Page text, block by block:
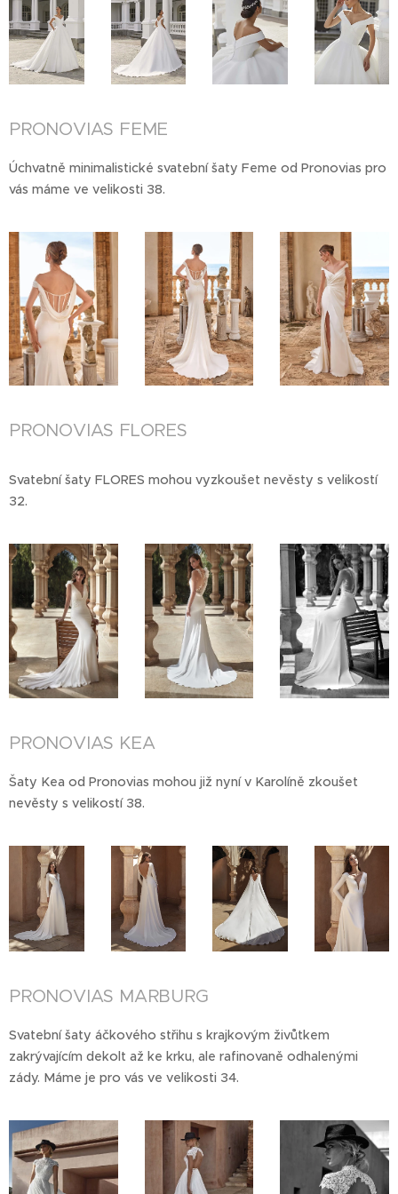
PRONOVIAS FEME
Úchvatně minimalistické svatební šaty Feme od Pronovias pro
vás máme ve velikosti 38.
PRONOVIAS FLORES
Svatební šaty FLORES mohou vyzkoušet nevěsty s velikostí
32.
PRONOVIAS KEA
Šaty Kea od Pronovias mohou již nyní v Karolíně zkoušet
nevěsty s velikostí 38.
PRONOVIAS MARBURG
Svatební šaty áčkového střihu s krajkovým živůtkem
zakrývajícím dekolt až ke krku, ale rafinovaně odhalenými
zády. Máme je pro vás ve velikosti 34.